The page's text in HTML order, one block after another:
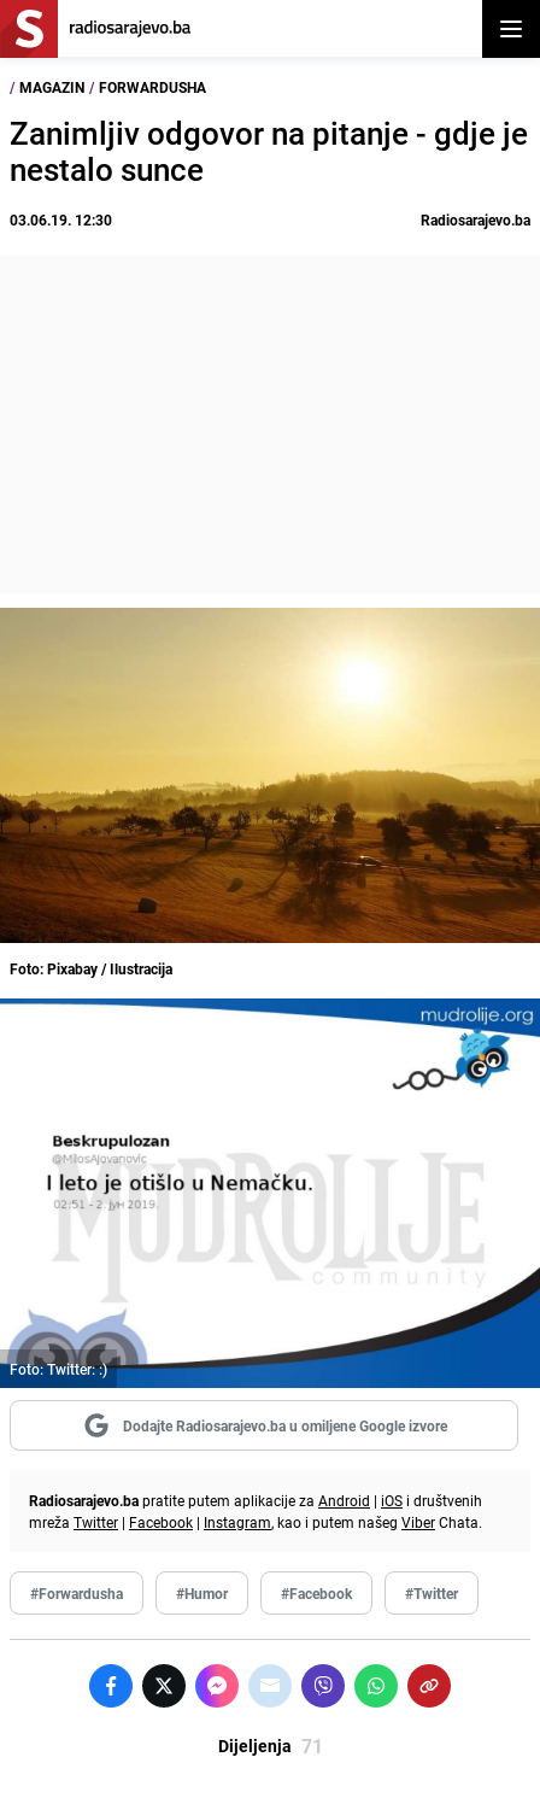
/ MAGAZIN / FORWARDUSHA
Zanimljiv odgovor na pitanje - gdje je
nestalo sunce
03.06.19. 12:30 Radiosarajevo.ba
Foto: Pixabay / Ilustracija
Foto: Twitter: :)
Dodajte Radiosarajevo.ba u omiljene Google izvore
Radiosarajevo.bapratite putem aplikacije za Android | iOS i društvenih
mreža Twitter | Facebook | Instagram, kao i putem našeg ViberChata.
#Forwardusha #Humor #Facebook #Twitter
Dijeljenja 71